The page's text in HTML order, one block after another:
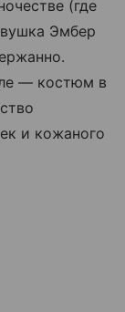
(где
Эмбер
— костюм в
и кожаного